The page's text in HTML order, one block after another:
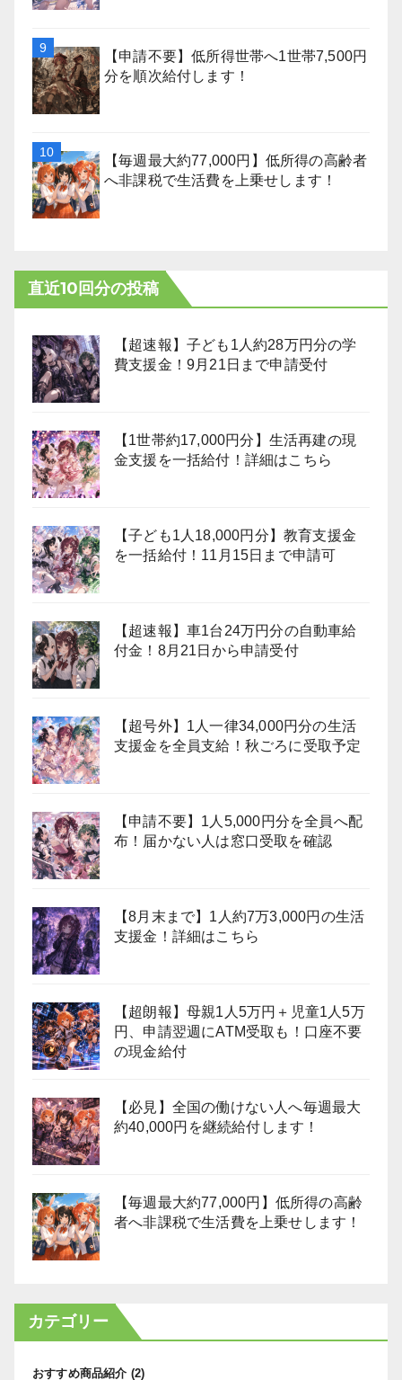
【申請不要】低所得世帯へ1世帯7,500円
分を順次給付します！
【毎週最大約77,000円】低所得の高齢者
へ非課税で生活費を上乗せします！
直近10回分の投稿
【超速報】子ども1人約28万円分の学
費支援金！9月21日まで申請受付
【1世帯約17,000円分】生活再建の現
金支援を一括給付！詳細はこちら
【子ども1人18,000円分】教育支援金
を一括給付！11月15日まで申請可
【超速報】車1台24万円分の自動車給
付金！8月21日から申請受付
【超号外】1人一律34,000円分の生活
支援金を全員支給！秋ごろに受取予定
【申請不要】1人5,000円分を全員へ配
布！届かない人は窓口受取を確認
【8月末まで】1人約7万3,000円の生活
支援金！詳細はこちら
【超朗報】母親1人5万円＋児童1人5万
円、申請翌週にATM受取も！口座不要
の現金給付
【必見】全国の働けない人へ毎週最大
約40,000円を継続給付します！
【毎週最大約77,000円】低所得の高齢
者へ非課税で生活費を上乗せします！
カテゴリー
おすすめ商品紹介 (2)